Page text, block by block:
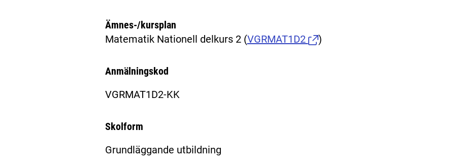
Ämnes-/kursplan
Matematik Nationell delkurs 2 (VGRMAT1D2 )
Anmälningskod
VGRMAT1D2-KK
Skolform
Grundläggande utbildning